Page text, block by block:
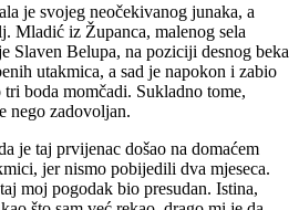
je svojeg neočekivanog junaka, a
Mladić iz Županca, malenog sela
Slaven Belupa, na poziciji desnog beka
utakmica, a sad je napokon i zabio
boda momčadi. Sukladno tome,
nego zadovoljan.
je taj prvijenac došao na domaćem
jer nismo pobijedili dva mjeseca.
moj pogodak bio presudan. Istina,